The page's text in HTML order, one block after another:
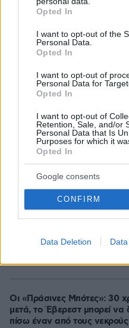
grant or deny consent to
use your data for below
consent section.
Opted In
I want to opt-out of the
Personal Data.
Opted In
I want to opt-out of
Personal Data for
Opted In
I want to opt-out of
Retention, Sale, and/or
Personal Data that Is
Purposes for which it
Opted In
Google consents
CONFIRM
Data Deletion
Εγκαταλείπει το κόμμα
επιχειρηματίας Νίκος
κλειστή κάστα, «λένε
όσους αποχωρούν»
08.08.2026, 18:48
Σοβαρό τροχαίο από
με μηχανή της ΔΙΑΣ, δύο
τραυματίες, βίντεο
08.08.2026, 23:07
Για ανθρωποκτονία από
κατηγορούνται οι γονείς του
και ο ιδιοκτήτης του beach
Οι «Πράσινες Μπότες»: 30
μετά, το Έβερεστ μπορεί να
πίσω έναν από τους